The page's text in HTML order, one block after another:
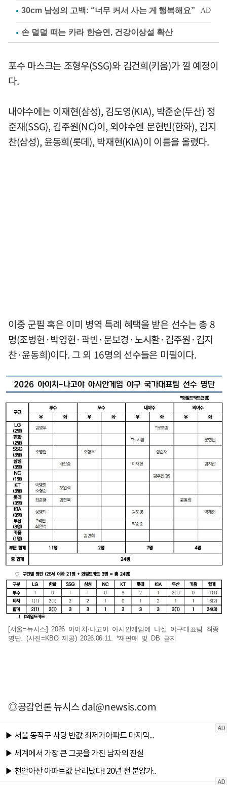
손 덜덜 떠는 카라 한승연, 건강이상설 확산
포수 마스크는 조형우(SSG)와 김건희(키움)가 낄 예정이
다.
내야수에는 이재현(삼성), 김도영(KIA), 박준순(두산) 정
준재(SSG), 김주원(NC)이, 외야수엔 문현빈(한화), 김지
찬(삼성), 윤동희(롯데), 박재현(KIA)이 이름을 올렸다.
이중 군필 혹은 이미 병역 특례 혜택을 받은 선수는 총 8
명(조병현·박영현·곽빈·문보경·노시환·김주원·김지
찬·윤동희)이다. 그 외 16명의 선수들은 미필이다.
[서울=뉴시스] 2026 아이치·나고야 아시안게임에 나설 야구대표팀 최종
명단. (사진=KBO 제공) 2026.06.11. *재판매 및 DB 금지
◎공감언론 뉴시스dal@newsis.com